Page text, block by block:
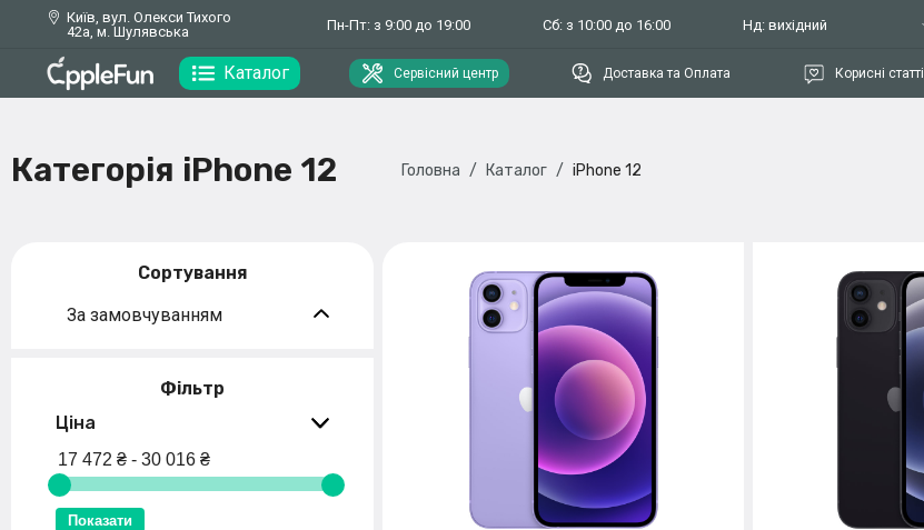
Київ, вул. Олекси Тихого
42а, м. Шулявська
Пн-Пт: з 9:00 до 19:00 Сб: з 10:00 до 16:00 Нд: вихідний
Каталог Сервісний центр Доставка та Оплата Корисні статті
Категорія iPhone 12 Головна Каталог iPhone 12
Сортування
За замовчуванням
Фільтр
Ціна
Показати